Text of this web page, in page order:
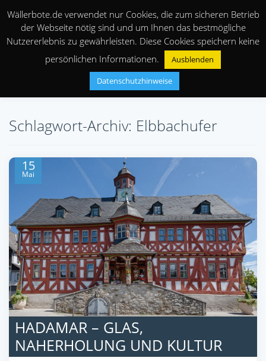
Schlagwort-Archiv: Elbbachufer
15
Mai
HADAMAR – GLAS,
NAHERHOLUNG UND KULTUR
Wällerbote.de verwendet nur Cookies, die zum sicheren Betrieb
der Webseite nötig sind und um Ihnen das bestmögliche
Nutzererlebnis zu gewährleisten. Diese Cookies speichern keine
persönlichen Informationen.
Ausblenden
Datenschutzhinweise